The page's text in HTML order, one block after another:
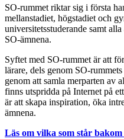
SO-rummet riktar sig i första
mellanstadiet, högstadiet och
universitetsstuderande samt
SO-ämnena.
Syftet med SO-rummet är att
lärare, dels genom SO-
genom att samla merparten av
finns utspridda på Internet på
är att skapa inspiration, öka
ämnena.
Läs om vilka som står